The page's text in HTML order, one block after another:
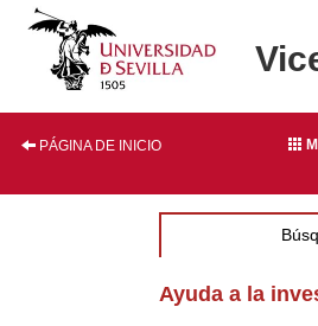
PÁGINA DE INICIO
Ayuda a la